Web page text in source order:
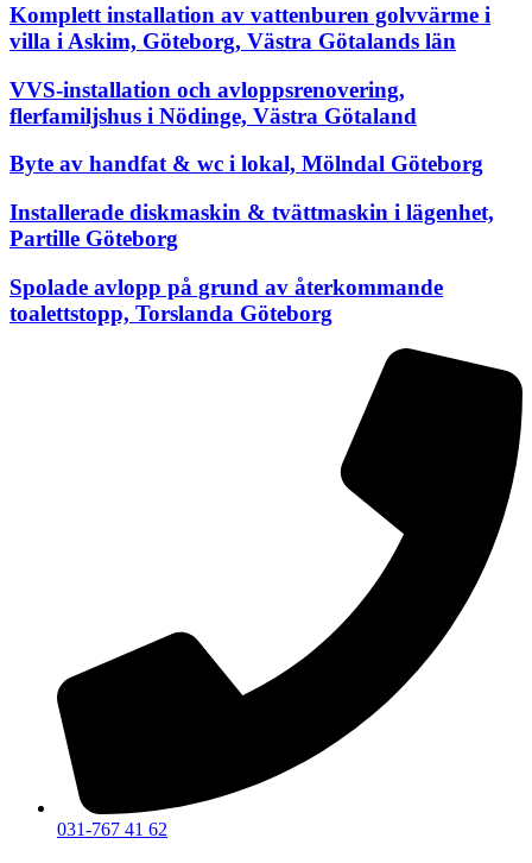
Komplett installation av vattenburen golvvärme i
villa i Askim, Göteborg, Västra Götalands län
VVS-installation och avloppsrenovering,
flerfamiljshus i Nödinge, Västra Götaland
Byte av handfat & wc i lokal, Mölndal Göteborg
Installerade diskmaskin & tvättmaskin i lägenhet,
Partille Göteborg
Spolade avlopp på grund av återkommande
toalettstopp, Torslanda Göteborg
031-767 41 62